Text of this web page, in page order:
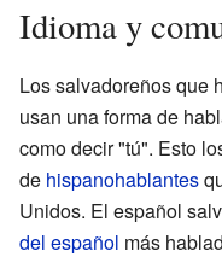
Idioma y
Los salvadoreños que
usan una forma de
como decir "tú". Esto
de hispanohablantes
Unidos. El español
del español más